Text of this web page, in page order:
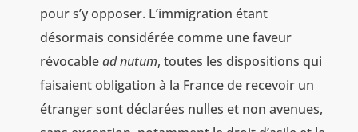
pour s’y opposer. L’immigration étant
désormais considérée comme une faveur
révocablead nutum, toutes les dispositions qui
faisaient obligation à la France de recevoir un
étranger sont déclarées nulles et non avenues,